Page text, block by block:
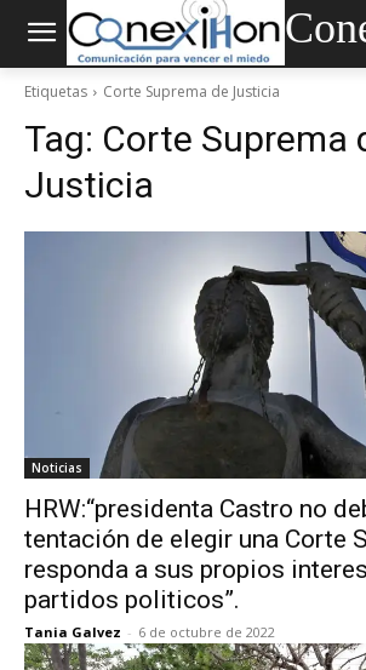
Etiquetas Corte Suprema de Justicia
Tag: Corte Suprema
Justicia
Noticias
HRW:“presidenta Castro no
tentación de elegir una Corte
responda a sus propios
partidos politicos”.
Tania Galvez - 6 de octubre de 2022